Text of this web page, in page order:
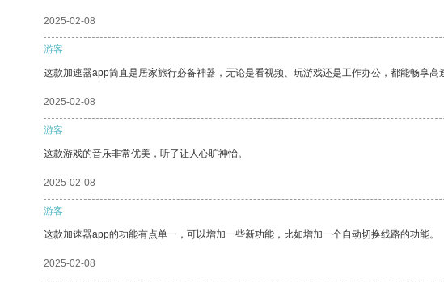
2025-02-08
游客
这款加速器app简直是居家旅行必备神器，无论是看视频、玩游戏还是工作办公，都能畅享
2025-02-08
游客
这款游戏的音乐非常优美，听了让人心旷神怡。
2025-02-08
游客
这款加速器app的功能有点单一，可以增加一些新功能，比如增加一个自动切换线路的功能。
2025-02-08